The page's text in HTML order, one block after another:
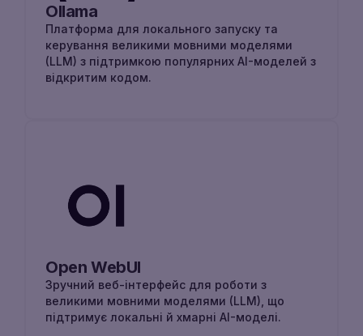
Ollama
Платформа для локального запуску та
керування великими мовними моделями
(LLM) з підтримкою популярних AI-моделей з
відкритим кодом.
Open WebUI
Зручний веб-інтерфейс для роботи з
великими мовними моделями (LLM), що
підтримує локальні й хмарні AI-моделі.